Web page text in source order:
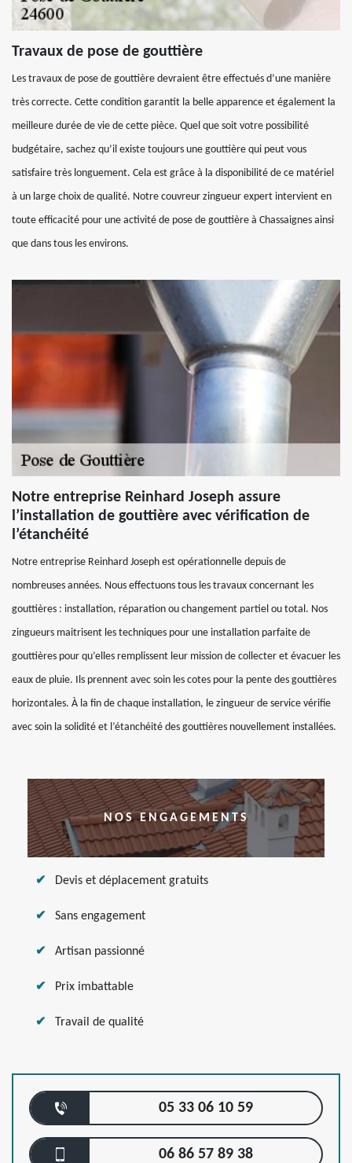
Travaux de pose de gouttière
Les travaux de pose de gouttière devraient être effectués d’une manière
très correcte. Cette condition garantit la belle apparence et également la
meilleure durée de vie de cette pièce. Quel que soit votre possibilité
budgétaire, sachez qu’il existe toujours une gouttière qui peut vous
satisfaire très longuement. Cela est grâce à la disponibilité de ce matériel
à un large choix de qualité. Notre couvreur zingueur expert intervient en
toute efficacité pour une activité de pose de gouttière à Chassaignes ainsi
que dans tous les environs.
Notre entreprise Reinhard Joseph assure
l’installation de gouttière avec vérification de
l’étanchéité
Notre entreprise Reinhard Joseph est opérationnelle depuis de
nombreuses années. Nous effectuons tous les travaux concernant les
gouttières : installation, réparation ou changement partiel ou total. Nos
zingueurs maitrisent les techniques pour une installation parfaite de
gouttières pour qu’elles remplissent leur mission de collecter et évacuer les
eaux de pluie. Ils prennent avec soin les cotes pour la pente des gouttières
horizontales. À la fin de chaque installation, le zingueur de service vérifie
avec soin la solidité et l’étanchéité des gouttières nouvellement installées.
NOS ENGAGEMENTS
Devis et déplacement gratuits
Sans engagement
Artisan passionné
Prix imbattable
Travail de qualité
05 33 06 10 59
06 86 57 89 38